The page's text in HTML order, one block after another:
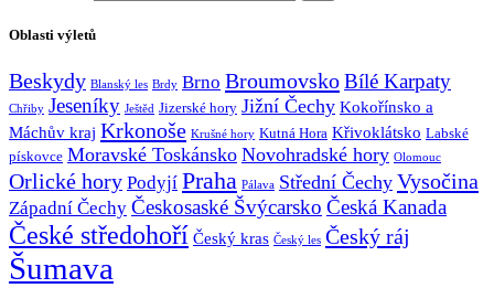
Oblasti výletů
Beskydy Blanský les Brdy Brno BroumovskoBílé Karpaty
Chřiby Jeseníky Ještěd Jizerské hory Jižní Čechy Kokořínsko a
Máchův kraj Krkonoše Krušné hory Kutná Hora Křivoklátsko Labské
pískovce Moravské Toskánsko Novohradské hory Olomouc
Orlické hory Podyjí Praha Pálava Střední Čechy Vysočina
Západní Čechy Českosaské Švýcarsko Česká Kanada
České středohoří Český kras Český les Český ráj
Šumava